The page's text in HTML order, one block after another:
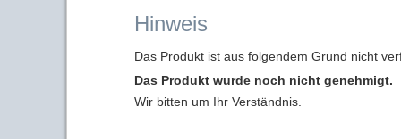
Hinweis
Das Produkt ist aus folgendem Grund nicht
Das Produkt wurde noch nicht genehmigt.
Wir bitten um Ihr Verständnis.